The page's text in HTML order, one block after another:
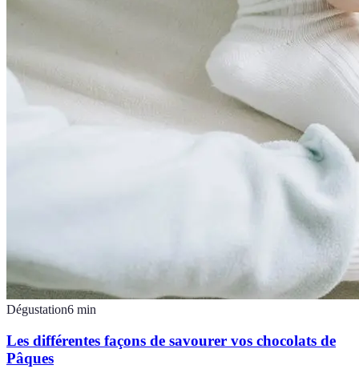
Dégustation6 min
Les différentes façons de savourer vos chocolats de
Pâques